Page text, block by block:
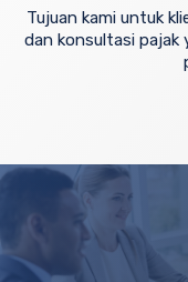
Tujuan kami untuk
dan konsultasi pajak